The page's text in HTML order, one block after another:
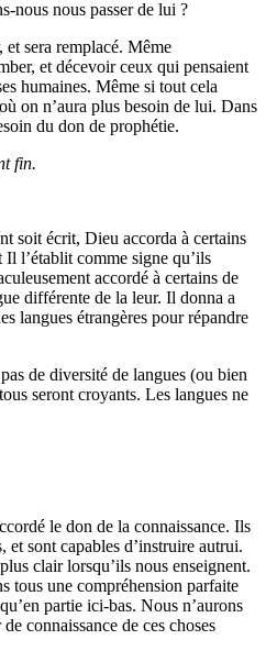
nous nous passer de lui ?
sera remplacé. Même
et décevoir ceux qui pensaient
humaines. Même si tout cela
on n’aura plus besoin de lui. Dans
du don de prophétie.
fin.
soit écrit, Dieu accorda à certains
l’établit comme signe qu’ils
accordé à certains de
différente de la leur. Il donna a
langues étrangères pour répandre
de diversité de langues (ou bien
seront croyants. Les langues ne
le don de la connaissance. Ils
et sont capables d’instruire autrui.
clair lorsqu’ils nous enseignent.
tous une compréhension parfaite
partie ici-bas. Nous n’aurons
connaissance de ces choses